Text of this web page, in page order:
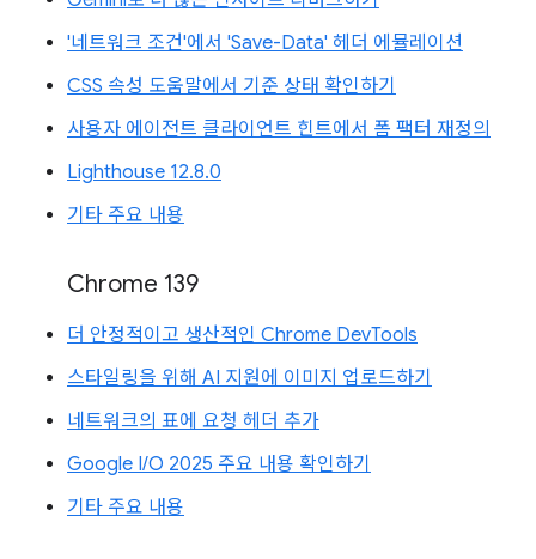
'네트워크 조건'에서 'Save-Data' 헤더 에뮬레이션
CSS 속성 도움말에서 기준 상태 확인하기
사용자 에이전트 클라이언트 힌트에서 폼 팩터 재정의
Lighthouse 12.8.0
기타 주요 내용
Chrome 139
더 안정적이고 생산적인 Chrome DevTools
스타일링을 위해 AI 지원에 이미지 업로드하기
네트워크의 표에 요청 헤더 추가
Google I/O 2025 주요 내용 확인하기
기타 주요 내용